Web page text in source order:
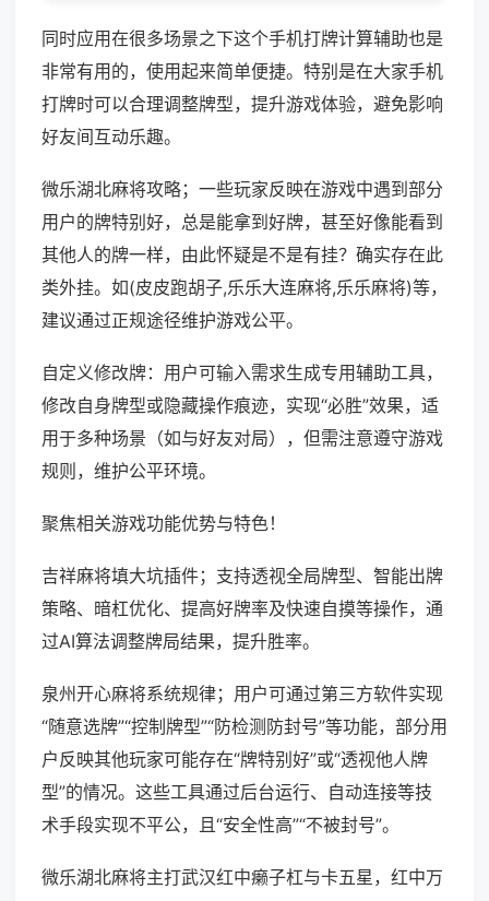
同时应用在很多场景之下这个手机打牌计算辅助也是
非常有用的，使用起来简单便捷。特别是在大家手机
打牌时可以合理调整牌型，提升游戏体验，避免影响
好友间互动乐趣。
微乐湖北麻将攻略；一些玩家反映在游戏中遇到部分
用户的牌特别好，总是能拿到好牌，甚至好像能看到
其他人的牌一样，由此怀疑是不是有挂？确实存在此
类外挂。如(皮皮跑胡子,乐乐大连麻将,乐乐麻将)等，
建议通过正规途径维护游戏公平。
自定义修改牌：用户可输入需求生成专用辅助工具，
修改自身牌型或隐藏操作痕迹，实现“必胜”效果，适
用于多种场景（如与好友对局），但需注意遵守游戏
规则，维护公平环境。
聚焦相关游戏功能优势与特色！
吉祥麻将填大坑插件；支持透视全局牌型、智能出牌
策略、暗杠优化、提高好牌率及快速自摸等操作，通
过AI算法调整牌局结果，提升胜率。
泉州开心麻将系统规律；用户可通过第三方软件实现
“随意选牌”“控制牌型”“防检测防封号”等功能，部分用
户反映其他玩家可能存在“牌特别好”或“透视他人牌
型”的情况。这些工具通过后台运行、自动连接等技
术手段实现不平公，且“安全性高”“不被封号”。
微乐湖北麻将主打武汉红中癞子杠与卡五星，红中万